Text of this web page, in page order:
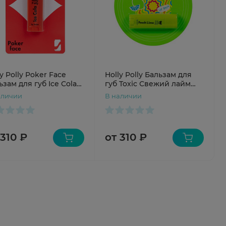
Polly Poker Face
для губ Ice Cola
Кола 4,8г
₽
Holly Polly Бальзам для
губ Toxic Свежий лайм
4,8г
В наличии
от 310 ₽